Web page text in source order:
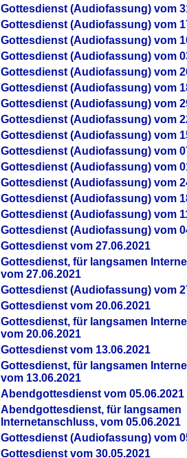
Gottesdienst (Audiofassung) vom
Gottesdienst (Audiofassung) vom
Gottesdienst (Audiofassung) vom
Gottesdienst (Audiofassung) vom
Gottesdienst (Audiofassung) vom
Gottesdienst (Audiofassung) vom
Gottesdienst (Audiofassung) vom
Gottesdienst (Audiofassung) vom
Gottesdienst (Audiofassung) vom
Gottesdienst (Audiofassung) vom
Gottesdienst (Audiofassung) vom
Gottesdienst (Audiofassung) vom
Gottesdienst (Audiofassung) vom
Gottesdienst (Audiofassung) vom
Gottesdienst (Audiofassung) vom
Gottesdienst vom 27.06.2021
Gottesdienst, für langsamen
vom 27.06.2021
Gottesdienst (Audiofassung) vom
Gottesdienst vom 20.06.2021
Gottesdienst, für langsamen
vom 20.06.2021
Gottesdienst vom 13.06.2021
Gottesdienst, für langsamen
vom 13.06.2021
Abendgottesdienst vom 05.06.2021
Abendgottesdienst, für langsamen
Internetanschluss, vom 05.06.2021
Gottesdienst (Audiofassung) vom
Gottesdienst vom 30.05.2021